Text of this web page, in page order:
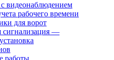
видеонаблюдением
рабочего времени
для ворот
сигнализация —
работы